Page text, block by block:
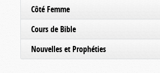
Côté Femme
Cours de Bible
Nouvelles et Prophéties